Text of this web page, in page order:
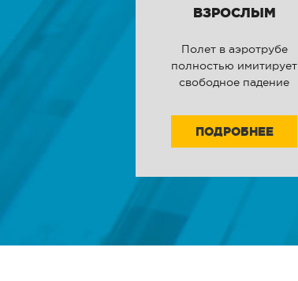
ВЗРОСЛЫМ
Полет в аэротрубе
полностью имитирует
свободное падение
ПОДРОБНЕЕ